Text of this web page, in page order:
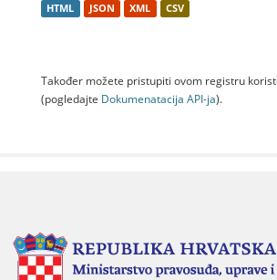
HTML JSON XML CSV
Također možete pristupiti ovom registru
(pogledajte Dokumenаtаcijа API-jа).